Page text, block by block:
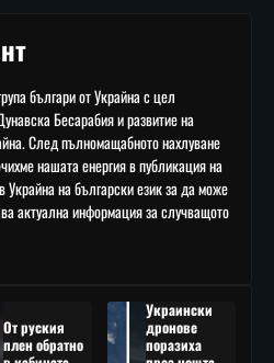
българи от Украйна с цел
Бесарабия и развитие на
След пълномащабното нахлуване
нашата енергия в публикация на
Украйна на български език за да може
актуална информация за случващото
От руския
плен обратно
Украински
дронове
поразиха